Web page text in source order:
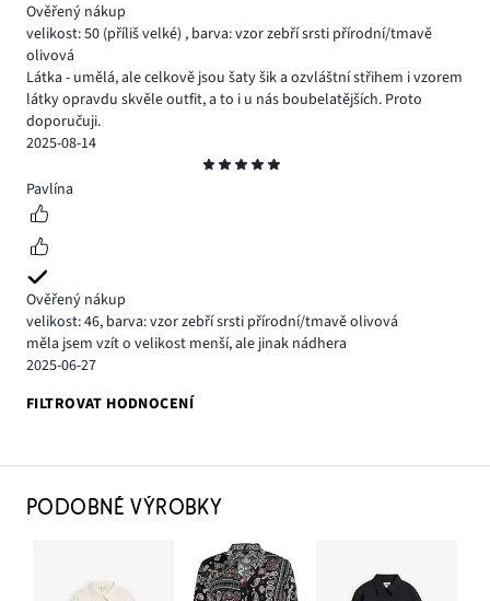
Ověřený nákup
velikost: 50 (příliš velké) , barva: vzor zebří srsti přírodní/tmavě
olivová
Látka - umělá, ale celkově jsou šaty šik a ozvláštní střihem i vzorem
látky opravdu skvěle outfit, a to i u nás boubelatějších. Proto
doporučuji.
2025-08-14
5
Pavlína
Ověřený nákup
velikost: 46, barva: vzor zebří srsti přírodní/tmavě olivová
měla jsem vzít o velikost menší, ale jinak nádhera
2025-06-27
FILTROVAT HODNOCENÍ
PODOBNÉ VÝROBKY